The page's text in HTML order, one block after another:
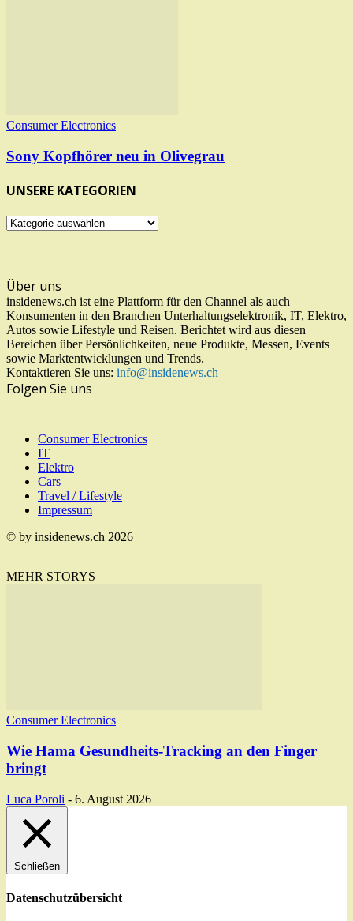
Consumer Electronics
Sony Kopfhörer neu in Olivegrau
UNSERE KATEGORIEN
UNSERE
Über uns
insidenews.ch ist eine Plattform für den Channel als auch
Konsumenten in den Branchen Unterhaltungselektronik, IT, Elektro,
Autos sowie Lifestyle und Reisen. Berichtet wird aus diesen
Bereichen über Persönlichkeiten, neue Produkte, Messen, Events
sowie Marktentwicklungen und Trends.
Kontaktieren Sie uns: info@insidenews.ch
Folgen Sie uns
Consumer Electronics
IT
Elektro
Cars
Travel / Lifestyle
Impressum
© by insidenews.ch 2026
MEHR STORYS
Consumer Electronics
Wie Hama Gesundheits-Tracking an den Finger
bringt
Luca Poroli - 6. August 2026
Schließen
Datenschutzübersicht